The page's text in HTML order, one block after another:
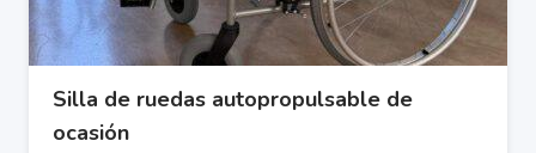
Silla de ruedas autopropulsable de
ocasión